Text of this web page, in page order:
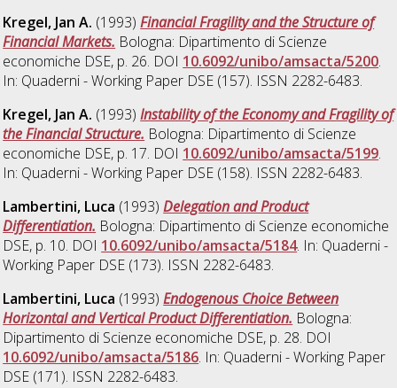
Kregel, Jan A. (1993)Financial Fragility and the Structure of
Financial Markets. Bologna: Dipartimento di Scienze
economiche DSE, p. 26. DOI 10.6092/unibo/amsacta/5200.
In: Quaderni - Working Paper DSE (157). ISSN 2282-6483.
Kregel, Jan A. (1993)Instability of the Economy and Fragility of
the Financial Structure. Bologna: Dipartimento di Scienze
economiche DSE, p. 17. DOI 10.6092/unibo/amsacta/5199.
In: Quaderni - Working Paper DSE (158). ISSN 2282-6483.
Lambertini, Luca (1993)Delegation and Product
Differentiation. Bologna: Dipartimento di Scienze economiche
DSE, p. 10. DOI 10.6092/unibo/amsacta/5184. In: Quaderni -
Working Paper DSE (173). ISSN 2282-6483.
Lambertini, Luca (1993)Endogenous Choice Between
Horizontal and Vertical Product Differentiation. Bologna:
Dipartimento di Scienze economiche DSE, p. 28. DOI
10.6092/unibo/amsacta/5186. In: Quaderni - Working Paper
DSE (171). ISSN 2282-6483.